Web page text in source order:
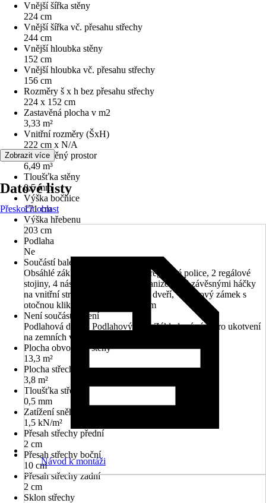
Vnější šířka stěny
224 cm
Vnější šířka vč. přesahu střechy
244 cm
Vnější hloubka stěny
152 cm
Vnější hloubka vč. přesahu střechy
156 cm
Rozměry š x h bez přesahu střechy
224 x 152 cm
Zastavěná plocha v m2
3,33 m²
Vnitřní rozměry (ŠxH)
222 cm x N/A
Obestavěný prostor
6,49 m³
Tloušťka stěny
0,5 mm
Výška bočnice
171 cm
Výška hřebenu
203 cm
Podlaha
Ne
Součástí balení
Obsáhlé základní příslušenství (2 regálové police, 2 regálové
stojiny, 4 nástrojové držáky), Organizér se 6 závěsnými háčky
na vnitřní straně obou dvou křídel dveří, Vložkový zámek s
otočnou klikou a náhradním klíčem
Není součástí balení
Podlahová deska, Podlahový rám, Základový rám pro ukotvení
na zemních vrutech
Plocha obvodové stěny
13,3 m²
Plocha střechy
3,8 m²
Tloušťka střechy
0,5 mm
Zatížení sněhem
1,5 kN/m²
Přesah střechy přední
2 cm
Přesah střechy boční
10 cm
Přesah střechy zadní
2 cm
Sklon střechy
Zobrazit více
Datové listy
Přeskočit oblast
Návod k montáži